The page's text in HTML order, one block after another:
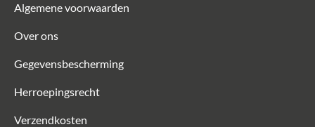
Algemene voorwaarden
Over ons
Gegevensbescherming
Herroepingsrecht
Verzendkosten